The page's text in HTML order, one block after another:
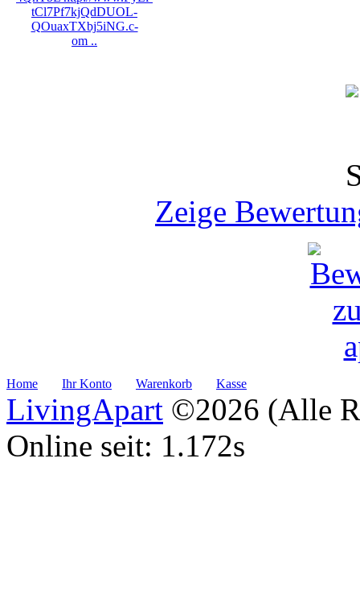
tCl7Pf7kjQdDUOL-
QOuaxTXbj5iNG.c-
om ..
Zeige
Home Ihr Konto Warenkorb Kasse
LivingApart ©2026 (Alle
Online seit: 1.172s